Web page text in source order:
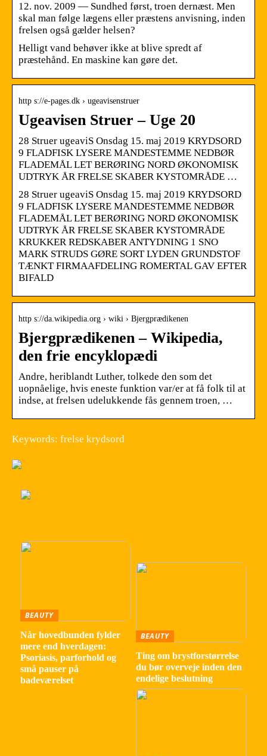
12. nov. 2009 — Sundhed først, troen dernæst. Men
skal man følge lægens eller præstens anvisning, inden
frelsen også gælder helsen?
Helligt vand behøver ikke at blive spredt af
præstehånd. En maskine kan gøre det.
http s://e-pages.dk › ugeavisenstruer
Ugeavisen Struer – Uge 20
28 Struer ugeaviS Onsdag 15. maj 2019 KRYDSORD
9 FLADFISK LYSERE MANDESTEMME NEDBØR
FLADEMÅL LET BERØRING NORD ØKONOMISK
UDTRYK ÅR FRELSE SKABER KYSTOMRÅDE …
28 Struer ugeaviS Onsdag 15. maj 2019 KRYDSORD
9 FLADFISK LYSERE MANDESTEMME NEDBØR
FLADEMÅL LET BERØRING NORD ØKONOMISK
UDTRYK ÅR FRELSE SKABER KYSTOMRÅDE
KRUKKER REDSKABER ANTYDNING 1 SNO
MARK STRUDS GØRE SORT LYDEN GRUNDSTOF
TÆNKT FIRMAAFDELING ROMERTAL GAV EFTER
BIFALD
http s://da.wikipedia.org › wiki › Bjergprædikenen
Bjergprædikenen – Wikipedia,
den frie encyklopædi
Andre, heriblandt Luther, tolkede den som det
uopnåelige, hvis eneste funktion var/er at få folk til at
indse, at frelsen udelukkende fås gennem troen, …
Keywords: frelse krydsord
BEAUTY
Når hovedbunden fylder
mere end hverdagen:
Psoriasis, parforhold og
små pauser på
badeværelset
BEAUTY
Ting om brystforstørrelse
du bør overveje inden den
endelige beslutning